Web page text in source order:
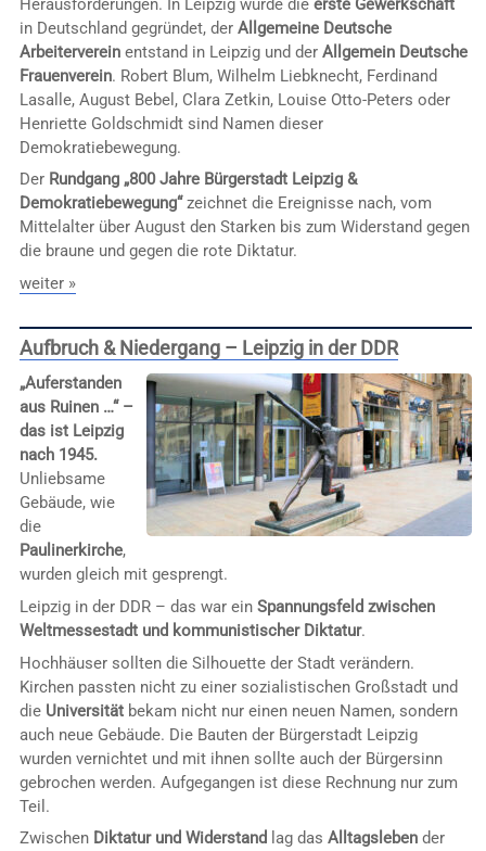
in Deutschland gegründet, der Allgemeine Deutsche
Arbeitervereinentstand in Leipzig und der Allgemein Deutsche
Frauenverein. Robert Blum, Wilhelm Liebknecht, Ferdinand
Lasalle, August Bebel, Clara Zetkin, Louise Otto-Peters oder
Henriette Goldschmidt sind Namen dieser
Demokratiebewegung.
Der Rundgang „800 Jahre Bürgerstadt Leipzig &
Demokratiebewegung“zeichnet die Ereignisse nach, vom
Mittelalter über August den Starken bis zum Widerstand gegen
die braune und gegen die rote Diktatur.
weiter »
Aufbruch & Niedergang – Leipzig in der DDR
„Auferstanden
aus Ruinen …“ –
das ist Leipzig
nach 1945.
Unliebsame
Gebäude, wie
die
Paulinerkirche,
wurden gleich mit gesprengt.
Leipzig in der DDR – das war ein Spannungsfeld zwischen
Weltmessestadt und kommunistischer Diktatur.
Hochhäuser sollten die Silhouette der Stadt verändern.
Kirchen passten nicht zu einer sozialistischen Großstadt und
die Universitätbekam nicht nur einen neuen Namen, sondern
auch neue Gebäude. Die Bauten der Bürgerstadt Leipzig
wurden vernichtet und mit ihnen sollte auch der Bürgersinn
gebrochen werden. Aufgegangen ist diese Rechnung nur zum
Teil.
Zwischen Diktatur und Widerstand lag das Alltagslebender